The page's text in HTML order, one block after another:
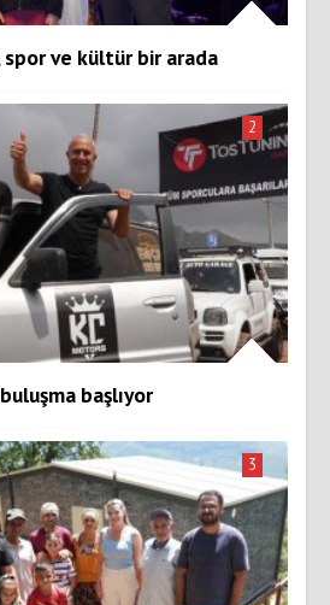
spor ve kültür bir arada
başlıyor
2
3